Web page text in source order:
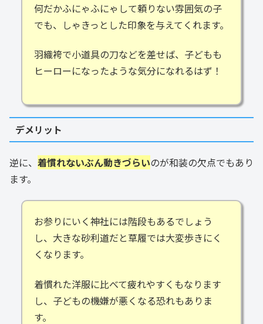
何だかふにゃふにゃして頼りない雰囲気の子
でも、しゃきっとした印象を与えてくれます。
羽織袴で小道具の刀などを差せば、子どもも
ヒーローになったような気分になれるはず！
デメリット
逆に、 着慣れないぶん動きづらいのが和装の欠点でもあり
ます。
お参りにいく神社には階段もあるでしょう
し、大きな砂利道だと草履では大変歩きにく
くなります。
着慣れた洋服に比べて疲れやすくもなります
し、子どもの機嫌が悪くなる恐れもありま
す。